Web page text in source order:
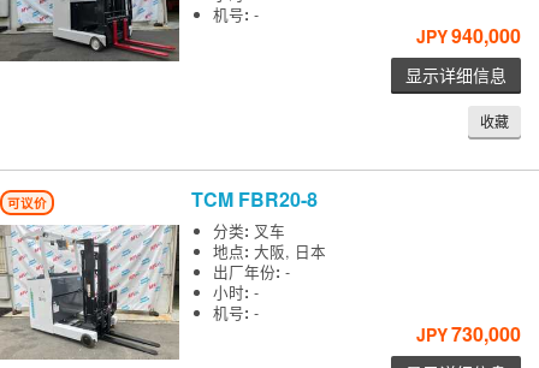
机号:-
JPY940,000
显示详细信息
收藏
可议价 TCM FBR20-8
分类: 叉车
地点:大阪, 日本
出厂年份:-
小时:-
机号:-
JPY730,000